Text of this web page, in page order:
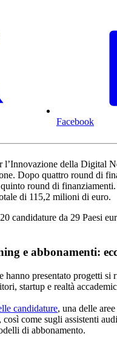
Facebook
l’Innovazione della Digital
Dopo quattro round di
round di
di 115,2 milioni di euro.
candidature da 29 Paesi
e abbonamenti:
presentato progetti
startup e realtà
candidature, una delle
come sugli assistenti
di abbonamento.